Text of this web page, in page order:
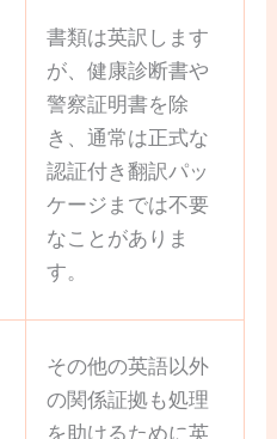
書類は英訳します
が、健康診断書や
警察証明書を除
き、通常は正式な
認証付き翻訳パッ
ケージまでは不要
なことがありま
す。
その他の英語以外
の関係証拠も処理
を助けるために英